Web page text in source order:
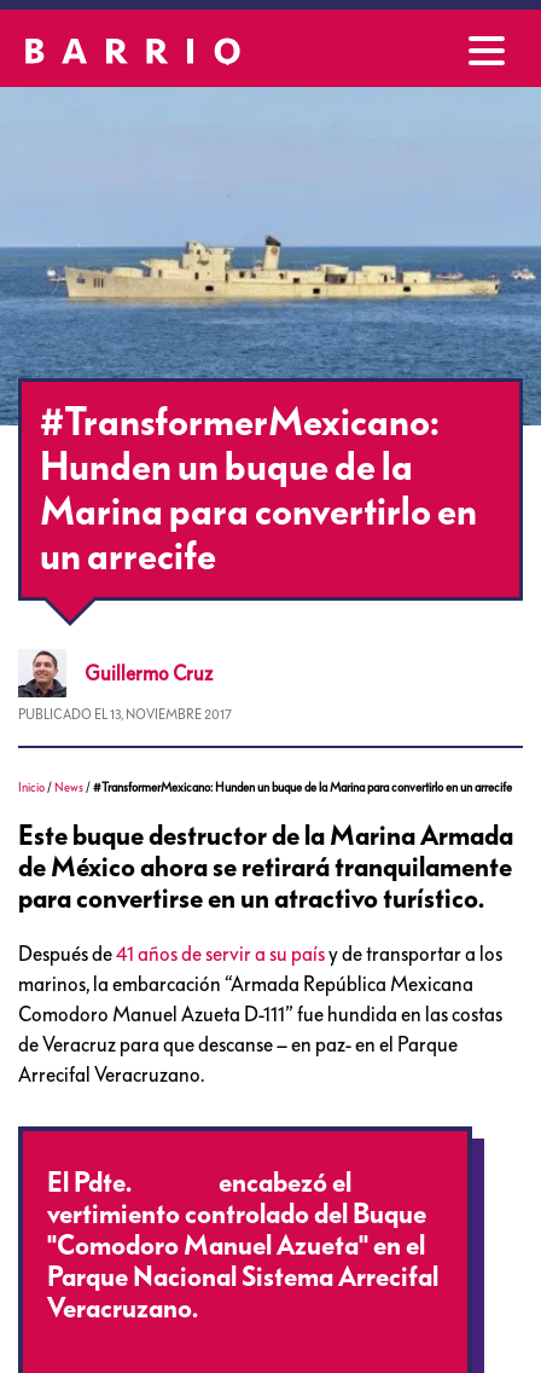
#TransformerMexicano:
Hunden un buque de la
Marina para convertirlo en
un arrecife
Guillermo Cruz
PUBLICADO EL 13, NOVIEMBRE 2017
Inicio / News /#TransformerMexicano: Hunden un buque de la Marina para convertirlo en un arrecife
Este buque destructor de la Marina Armada
de México ahora se retirará tranquilamente
para convertirse en un atractivo turístico.
Después de41 años de servir a su paísy de transportar a los
marinos, la embarcación “Armada República Mexicana
Comodoro Manuel Azueta D-111” fue hundida en las costas
de Veracruz para que descanse – en paz- en el Parque
Arrecifal Veracruzano.
El Pdte.
encabezó el
vertimiento controlado del Buque
"Comodoro Manuel Azueta" en el
Parque Nacional Sistema Arrecifal
Veracruzano.